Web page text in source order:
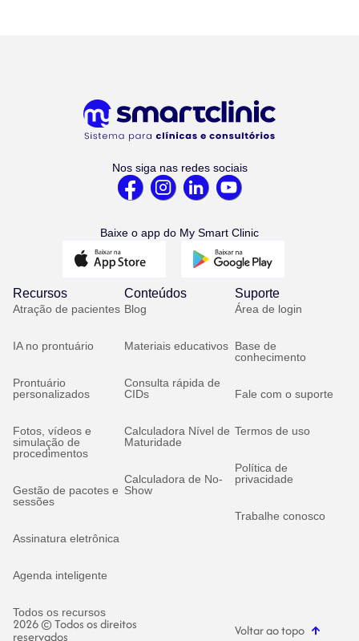
Nos siga nas redes sociais
Baixe o app do My Smart Clinic
Recursos
Atração de pacientes
IA no prontuário
Prontuário
personalizados
Fotos, vídeos e
simulação de
procedimentos
Gestão de pacotes e
sessões
Assinatura eletrônica
Agenda inteligente
Todos os recursos
Conteúdos
Blog
Materiais educativos
Consulta rápida de
CIDs
Calculadora Nível de
Maturidade
Calculadora de No-
Show
Suporte
Área de login
Base de
conhecimento
Fale com o suporte
Termos de uso
Política de
privacidade
Trabalhe conosco
2026 © Todos os direitos
reservados Voltar ao topo